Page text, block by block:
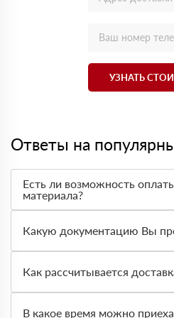
УЗНАТЬ
Ответы на
Есть ли возможность
материала?
оплата по факту получения
доставленный товар был
Вы вправе от него отказаться.
Какую документацию Вы
сертификаты и паспорта
транспортную накладную.
Как рассчитывается
персональный менеджер для
В какое время можно